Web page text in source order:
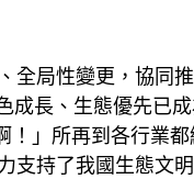
全局性變更，協同
成長、生態優先已
！」所再到各行業
支持了我國生態文